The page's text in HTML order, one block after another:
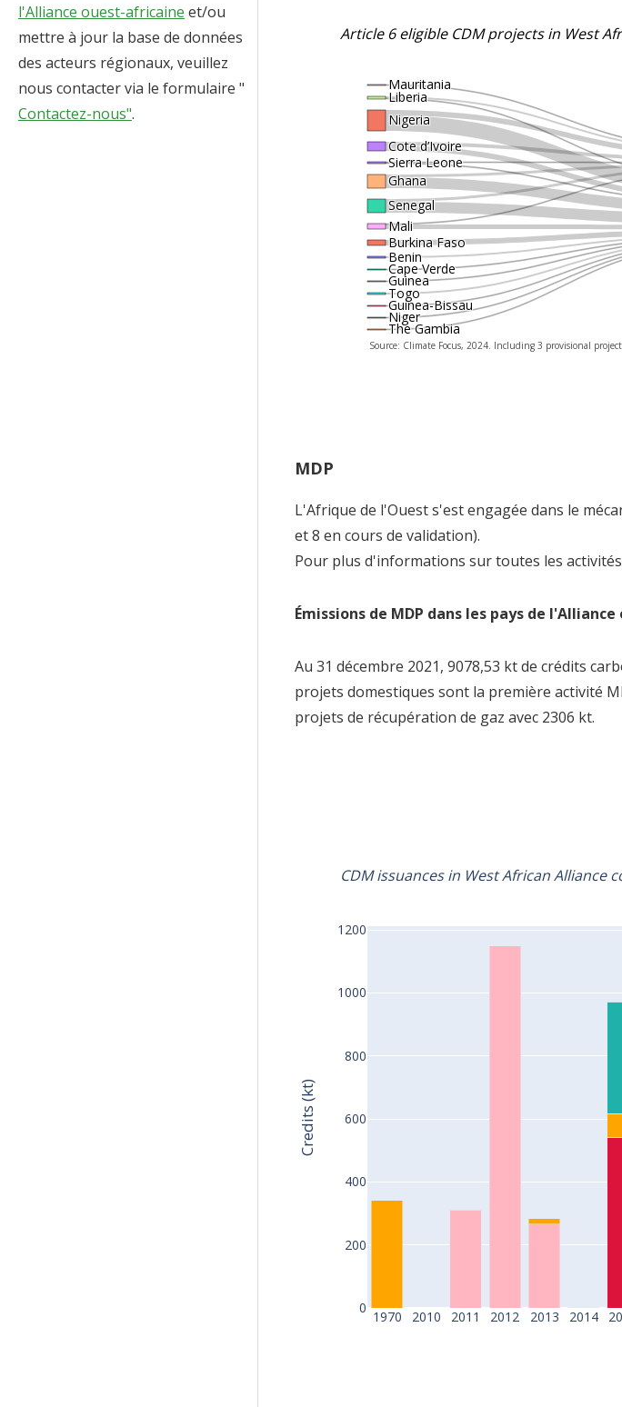
l'Alliance ouest-africaine et/ou
mettre à jour la base de données
des acteurs régionaux, veuillez
nous contacter via le formulaire "
Contactez-nous".
Benin
Burkina Faso
Cape Verde
Cote d’Ivoire
Ghana
Guinea
Guinea-Bissau
Liberia
Mali
Mauritania
Niger
Nigeria
Senegal
Sierra Leone
The Gambia
Togo
Article 6 eligible CDM projects in West
Source: Climate Focus, 2024. Including 3 provisional
MDP
L'Afrique de l'Ouest s'est engagée dans le
et 8 en cours de validation).
Pour plus d'informations sur toutes les
Émissions de MDP dans les pays de
Au 31 décembre 2021, 9078,53 kt de crédits
projets domestiques sont la première activité
projets de récupération de gaz avec 2306 kt.
1970 2010 2011 2012 2013 2014
0
200
400
600
800
1000
1200
africaineCrédits (kt)Source : Climate Focus, 2024
CDM issuances in West African Alliance
Credits (kt)